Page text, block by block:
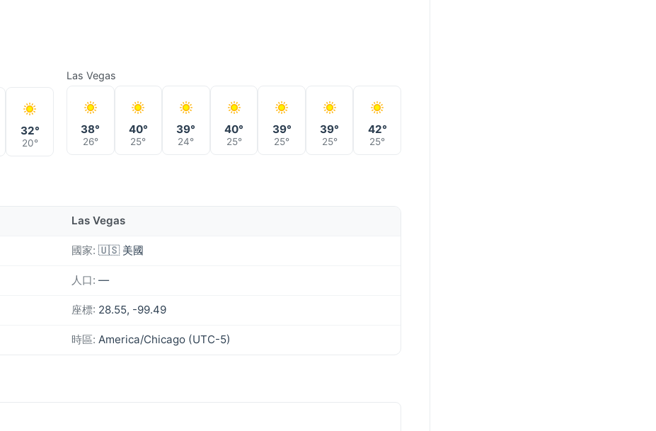
32°
20°
Las Vegas
38°
26°
40°
25°
39°
24°
40°
25°
39°
25°
39°
25°
42°
25°
Las Vegas
國家: 🇺🇸 美國
人口: —
座標: 28.55, -99.49
時區: America/Chicago (UTC-5)